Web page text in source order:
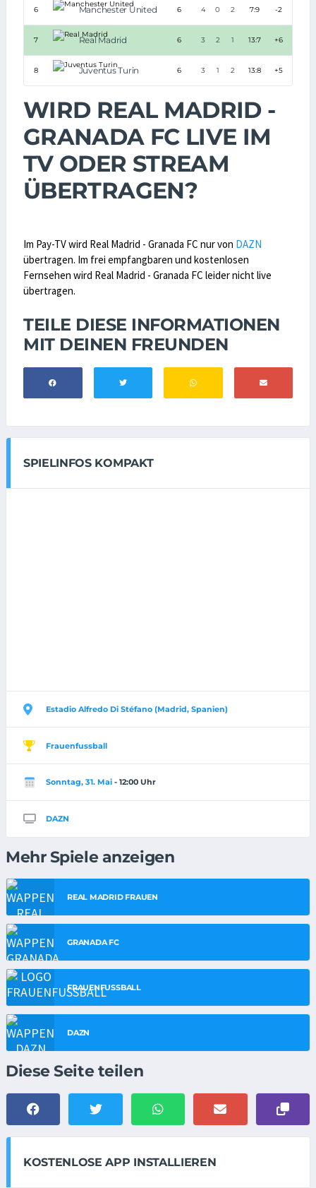
6 Manchester United 6 4 0 2 7:9 -2
7 Real Madrid 6 3 2 1 13:7 +6
8 Juventus Turin 6 3 1 2 13:8 +5
WIRD REAL MADRID -
GRANADA FC LIVE IM
TV ODER STREAM
ÜBERTRAGEN?
Im Pay-TV wird Real Madrid - Granada FC nur von DAZN
übertragen. Im frei empfangbaren und kostenlosen
Fernsehen wird Real Madrid - Granada FC leider nicht live
übertragen.
TEILE DIESE INFORMATIONEN
MIT DEINEN FREUNDEN
SPIELINFOS KOMPAKT
Estadio Alfredo Di Stéfano (Madrid, Spanien)
Frauenfussball
Sonntag, 31. Mai - 12:00 Uhr
DAZN
Mehr Spiele anzeigen
REAL MADRID FRAUEN
GRANADA FC
FRAUENFUSSBALL
DAZN
Diese Seite teilen
KOSTENLOSE APP INSTALLIEREN